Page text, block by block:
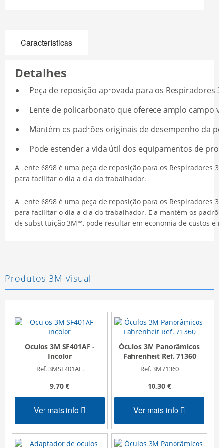
Características
Detalhes
Peça de reposição aprovada para os
Lente de policarbonato que oferece amplo campo
Mantém os padrões originais de desempenho da
Pode estender a vida útil dos equipamentos de
A Lente 6898 é uma peça de reposição para os
para facilitar o dia a dia do trabalhador.
A Lente 6898 é uma peça de reposição para os
para facilitar o dia a dia do trabalhador. Ela mantém os
de substituição 3M™, pode resultar em economia de custos
Produtos 3M Visual
Oculos 3M SF401AF -
Incolor
Ref. 3MSF401AF.
9,70 €
Ver mais info
Óculos 3M Panorâmicos
Fahrenheit Ref. 71360
Ref. 3M71360
10,30 €
Ver mais info